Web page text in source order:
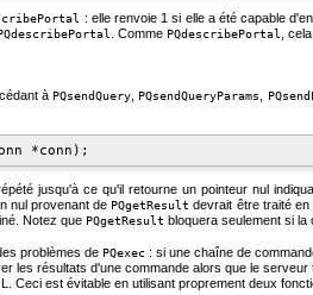
: elle renvoie 1 si elle a été capable
PQdescribePortal. Comme PQdescribePortal,
à PQsendQuery PQsendQueryParams
jusqu'à ce qu'il retourne un pointeur nul
nul provenant de PQgetResult devrait être traité
Notez que PQgetResult bloquera seulement si
problèmes de PQexec : si une chaîne de
les résultats d'une commande alors que le
. Ceci est évitable en utilisant proprement deux